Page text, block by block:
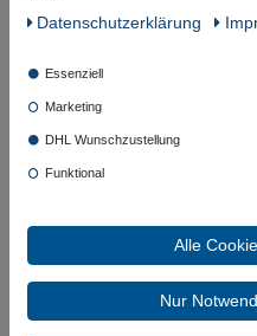
+90°C
Glycolgehalt bis
Beständigkeiten -
(Raumtemperatur),
Argon, etc.),
Beständigkeiten -
(bedingt, da nur
Daten­schutz­erklärung
Essenziell
Marketing
DHL Wunschzustellung
Funktional
Alle
Nur